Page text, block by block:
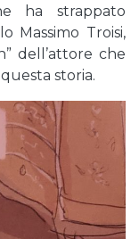
ha strappato
Massimo Troisi,
dell’attore che
storia.